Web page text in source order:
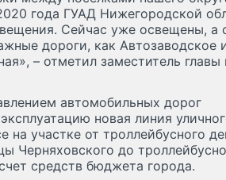
года ГУАД Нижегородской
Сейчас уже освещены, а
дороги, как Автозаводское
– отметил заместитель главы
автомобильных дорог
новая линия
участке от троллейбусного
Черняховского до
средств бюджета города.